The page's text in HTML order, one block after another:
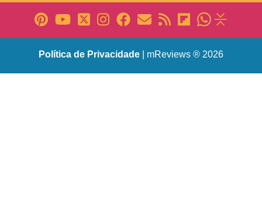
Política de Privacidade | mReviews ® 2026